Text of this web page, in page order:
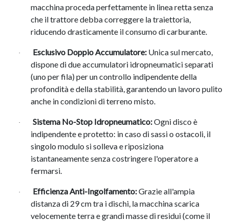
macchina proceda perfettamente in linea retta senza
che il trattore debba correggere la traiettoria,
riducendo drasticamente il consumo di carburante.
· Esclusivo Doppio Accumulatore: Unica sul mercato,
dispone di due accumulatori idropneumatici separati
(uno per fila) per un controllo indipendente della
profondità e della stabilità, garantendo un lavoro pulito
anche in condizioni di terreno misto.
· Sistema No-Stop Idropneumatico:Ogni disco è
indipendente e protetto: in caso di sassi o ostacoli, il
singolo modulo si solleva e riposiziona
istantaneamente senza costringere l'operatore a
fermarsi.
· Efficienza Anti-Ingolfamento:Grazie all'ampia
distanza di 29 cm tra i dischi, la macchina scarica
velocemente terra e grandi masse di residui (come il